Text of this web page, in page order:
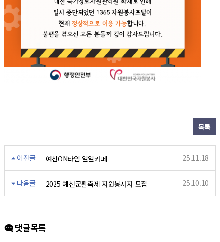
목록
이전글 예천ON타임 일일카페 25.11.18
다음글 2025 예천군활축제 자원봉사자 모집 25.10.10
댓글목록